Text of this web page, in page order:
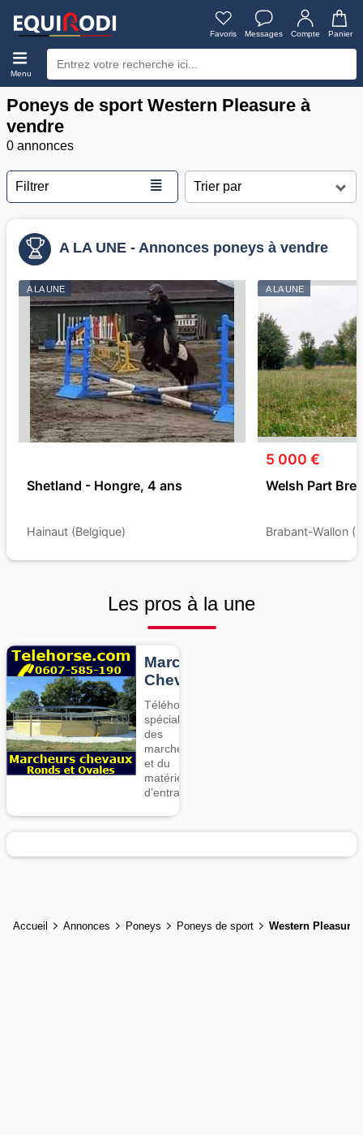
Favoris Messages Compte Panier
Menu
Poneys de sport Western Pleasure à
vendre
0 annonces
Filtrer ≣
A LA UNE - Annonces poneys à vendre
A LA UNE
Shetland - Hongre, 4 ans
Hainaut (Belgique)
A LA UNE
5 000 €
Welsh Part
Brabant-Wallon
Les pros à la une
Marcheurs
Chevaux
Téléhorse,
spécialiste
des
marcheurs
et du
matériel
d’entrainement
Accueil Annonces Poneys Poneys de sport Western Pleasure